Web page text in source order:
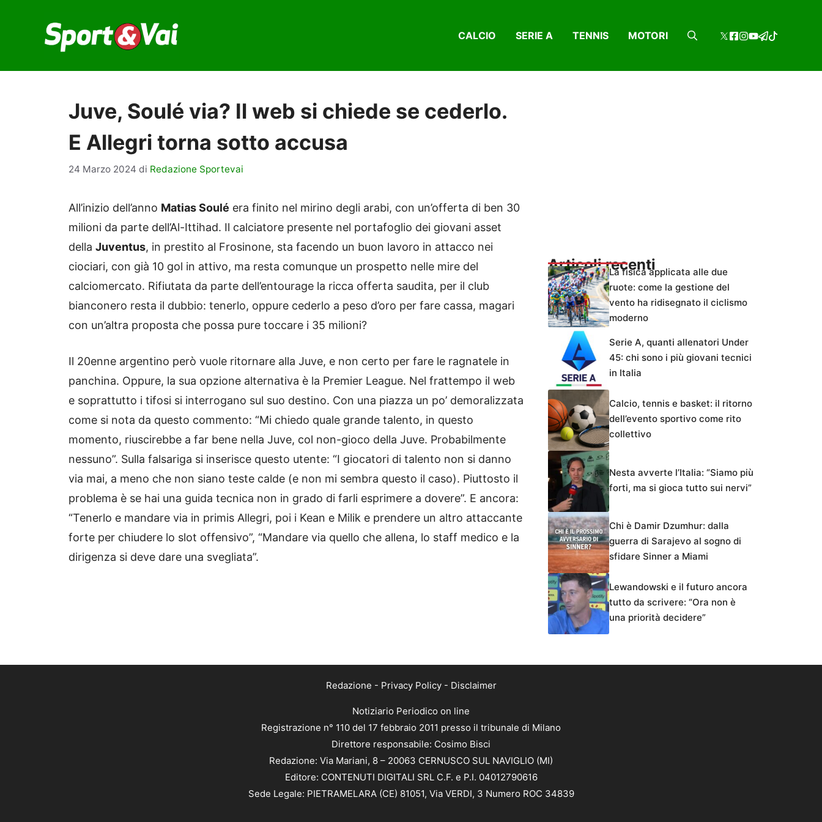
contenuto
CALCIO SERIE A TENNIS MOTORI
Juve, Soulé via? Il web si chiede se cederlo.
E Allegri torna sotto accusa
24 Marzo 2024 di Redazione Sportevai
All’inizio dell’anno Matias Soulé era finito nel mirino degli arabi, con un’offerta di ben 30
milioni da parte dell’Al-Ittihad. Il calciatore presente nel portafoglio dei giovani asset
della Juventus, in prestito al Frosinone, sta facendo un buon lavoro in attacco nei
ciociari, con già 10 gol in attivo, ma resta comunque un prospetto nelle mire del
calciomercato. Rifiutata da parte dell’entourage la ricca offerta saudita, per il club
bianconero resta il dubbio: tenerlo, oppure cederlo a peso d’oro per fare cassa, magari
con un’altra proposta che possa pure toccare i 35 milioni?
Il 20enne argentino però vuole ritornare alla Juve, e non certo per fare le ragnatele in
panchina. Oppure, la sua opzione alternativa è la Premier League. Nel frattempo il web
e soprattutto i tifosi si interrogano sul suo destino. Con una piazza un po’ demoralizzata
come si nota da questo commento: “Mi chiedo quale grande talento, in questo
momento, riuscirebbe a far bene nella Juve, col non-gioco della Juve. Probabilmente
nessuno”. Sulla falsariga si inserisce questo utente: “I giocatori di talento non si danno
via mai, a meno che non siano teste calde (e non mi sembra questo il caso). Piuttosto il
problema è se hai una guida tecnica non in grado di farli esprimere a dovere”. E ancora:
“Tenerlo e mandare via in primis Allegri, poi i Kean e Milik e prendere un altro attaccante
forte per chiudere lo slot offensivo”, “Mandare via quello che allena, lo staff medico e la
dirigenza si deve dare una svegliata”.
Articoli recentiLa fisica applicata alle due
ruote: come la gestione del
vento ha ridisegnato il ciclismo
moderno
Serie A, quanti allenatori Under
45: chi sono i più giovani tecnici
in Italia
Calcio, tennis e basket: il ritorno
dell’evento sportivo come rito
collettivo
Nesta avverte l’Italia: “Siamo più
forti, ma si gioca tutto sui nervi”
Chi è Damir Dzumhur: dalla
guerra di Sarajevo al sogno di
sfidare Sinner a Miami
Lewandowski e il futuro ancora
tutto da scrivere: “Ora non è
una priorità decidere”
Redazione - Privacy Policy- Disclaimer
Notiziario Periodico on line
Registrazione n° 110 del 17 febbraio 2011 presso il tribunale di Milano
Direttore responsabile: Cosimo Bisci
Redazione: Via Mariani, 8 – 20063 CERNUSCO SUL NAVIGLIO (MI)
Editore: CONTENUTI DIGITALI SRL C.F. e P.I. 04012790616
Sede Legale: PIETRAMELARA (CE) 81051, Via VERDI, 3 Numero ROC 34839